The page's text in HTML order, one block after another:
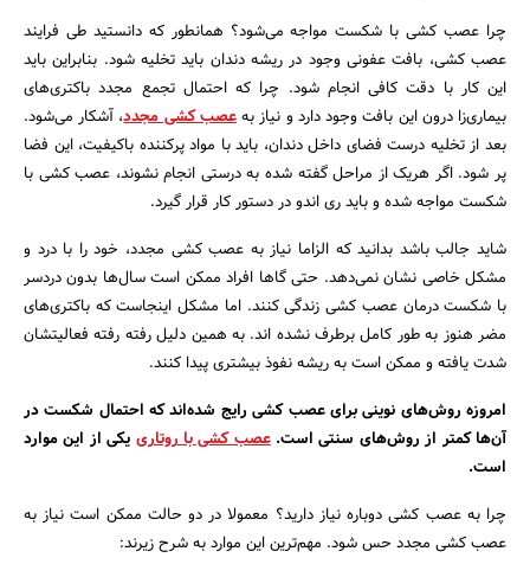
جستجو
چرا عصب کشی با شکست مواجه می‌شود؟ همانطور که دانستید طی فرایند
عصب کشی، بافت عفونی وجود در ریشه دندان باید تخلیه شود. بنابراین باید
این کار با دقت کافی انجام شود. چرا که احتمال تجمع مجدد باکتری‌های
بیماری‌زا درون این بافت وجود دارد و نیاز بهعصب کشی مجدد، آشکار می‌شود.
بعد از تخلیه درست فضای داخل دندان، باید با مواد پرکننده باکیفیت، این فضا
پر شود. اگر هریک از مراحل گفته شده به درستی انجام نشوند، عصب کشی با
شکست مواجه شده و باید ری اندو در دستور کار قرار گیرد.
شاید جالب باشد بدانید که الزاما نیاز به عصب کشی مجدد، خود را با درد و
مشکل خاصی نشان نمی‌دهد. حتی گاها افراد ممکن است سال‌ها بدون دردسر
با شکست درمان عصب کشی زندگی کنند. اما مشکل اینجاست که باکتری‌های
مضر هنوز به طور کامل برطرف نشده اند. به همین دلیل رفته رفته فعالیتشان
شدت یافته و ممکن است به ریشه نفوذ بیشتری پیدا کنند.
امروزه روش‌های نوینی برای عصب کشی رایج شده‌اند که احتمال شکست در
آن‌ها کمتر از روش‌های سنتی است.عصب کشی با روتاری یکی از این موارد
است.
چرا به عصب کشی دوباره نیاز دارید؟ معمولا در دو حالت ممکن است نیاز به
عصب کشی مجدد حس شود. مهم‌ترین این موارد به شرح زیرند: